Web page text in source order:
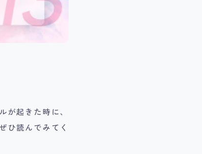
起きた時に、
ひ読んでみてく